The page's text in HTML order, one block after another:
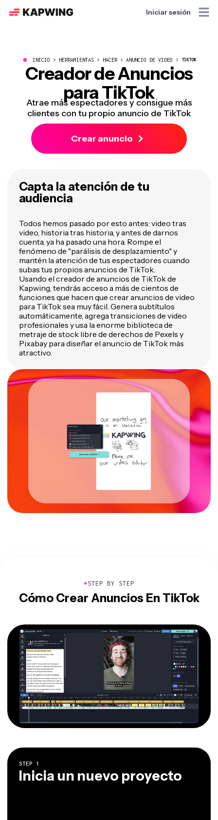
Iniciar sesión
● INICIO HERRAMIENTAS HACER ANUNCIO DE VIDEO TIKTOK
Creador de Anuncios
para TikTok
Atrae más espectadores y consigue más
clientes con tu propio anuncio de TikTok
Crear anuncio
Capta la atención de tu
audiencia
Todos hemos pasado por esto antes: video tras
video, historia tras historia, y antes de darnos
cuenta, ya ha pasado una hora. Rompe el
fenómeno de "parálisis de desplazamiento" y
mantén la atención de tus espectadores cuando
subas tus propios anuncios de TikTok.
Usando el creador de anuncios de TikTok de
Kapwing, tendrás acceso a más de cientos de
funciones que hacen que crear anuncios de video
para TikTok sea muy fácil. Genera subtítulos
automáticamente, agrega transiciones de video
profesionales y usa la enorme biblioteca de
metraje de stock libre de derechos de Pexels y
Pixabay para diseñar el anuncio de TikTok más
atractivo.
●STEP BY STEP
Cómo Crear Anuncios En TikTok
STEP 1
Inicia un nuevo proyecto